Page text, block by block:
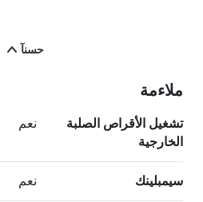
حسنآ
ملاءمة
تشغيل الأقراص الصلبة
الخارجية
نعم
سيمبلينك نعم